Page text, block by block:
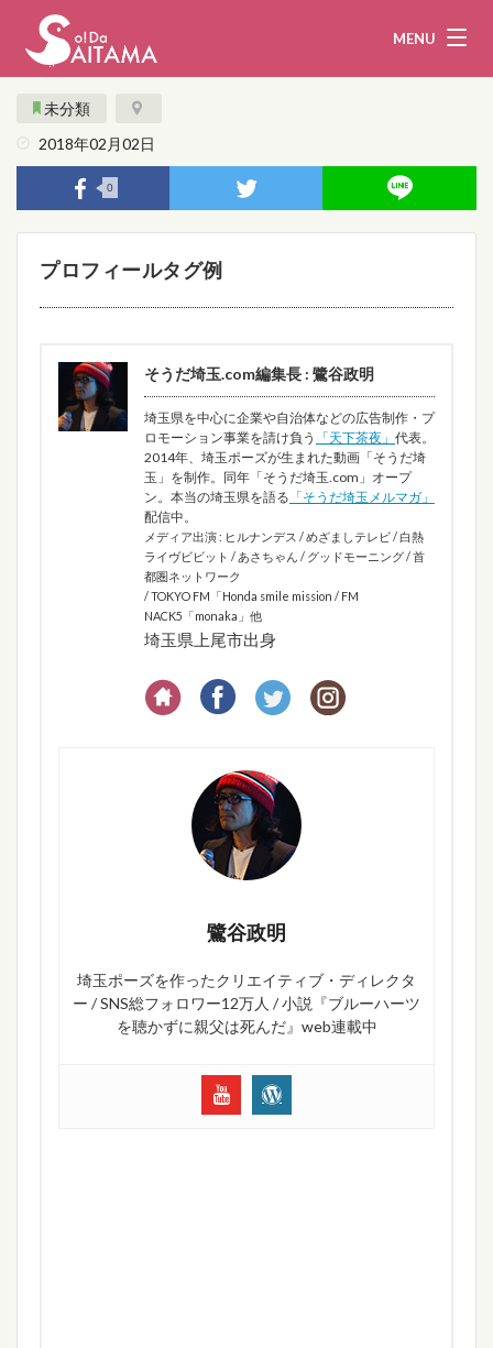
MENU
娯楽・観光
企業・団体 教育・医療
行政
募集！ お問い合わせ
運営団体 ライター
未分類
2018年02月02日
0
プロフィールタグ例
そうだ埼玉.com編集長 : 鷺谷政明
埼玉県を中心に企業や自治体などの広告制作・プ
ロモーション事業を請け負う
「天下茶夜」 代表。
2014年、埼玉ポーズが生まれた動画「そうだ埼
玉」を制作。同年「そうだ埼玉.com」オープ
ン。本当の埼玉県を語る 「そうだ埼玉メルマガ」
配信中。
メディア出演 : ヒルナンデス / めざましテレビ / 白熱
ライヴビビット / あさちゃん / グッドモーニング / 首
都圏ネットワーク
/ TOKYO FM「Honda smile mission / FM
NACK5「monaka」他
埼玉県上尾市出身
鷺谷政明
埼玉ポーズを作ったクリエイティブ・ディレクタ
ー / SNS総フォロワー12万人 / 小説『ブルーハーツ
を聴かずに親父は死んだ』web連載中